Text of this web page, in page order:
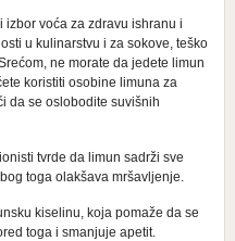
voća za zdravu ishranu i
u kulinarstvu i za sokove, teško
ne morate da jedete limun
koristiti osobine limuna za
da se oslobodite suvišnih
tvrde da limun sadrži sve
toga olakšava mršavljenje.
kiselinu, koja pomaže da se
toga i smanjuje apetit.